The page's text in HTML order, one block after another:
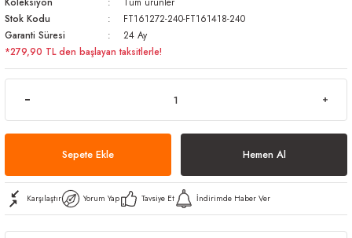
Bezler
Kovalar
Stok Kodu
FT161272-240-FT161418-240
Garanti Süresi
24 Ay
*279,90 TL den başlayan taksitlerle!
Sepete Ekle Hemen Al
Karşılaştır Yorum Yap Tavsiye Et İndirimde Haber Ver